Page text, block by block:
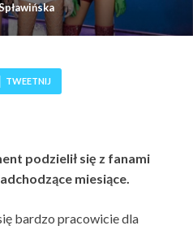
TWEETNIJ
podzielił się z fanami
miesiące.
bardzo pracowicie dla